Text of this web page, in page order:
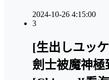
2024-10-26 4:15:00
3
[生出しユッ
劍士被魔神極